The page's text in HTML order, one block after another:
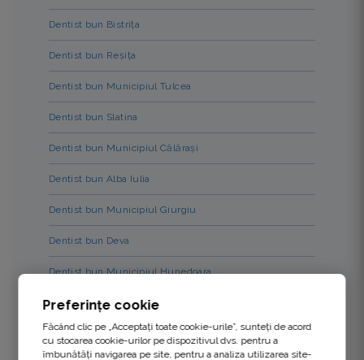
Dentist bun Bistrița
Dentist bun Reșița
Dentist bun Municipiul Tulcea
Dentist bun Slatina
Dentist bun Municipiul Călărași
Dentist bun Alba Iulia
Dentist bun Municipiul Giurgiu
Dentist bun Deva
Dentist bun Municipiul Hunedoara
Dentist bun Zalău
Dentist bun Sfântu Gheorghe
Preferințe cookie
Făcând clic pe „Acceptați toate cookie-urile”, sunteți de acord
cu stocarea cookie-urilor pe dispozitivul dvs. pentru a
îmbunătăți navigarea pe site, pentru a analiza utilizarea site-